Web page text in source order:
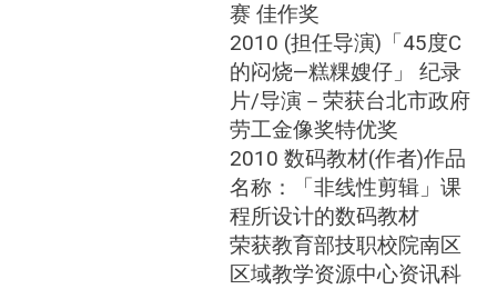
赛 佳作奖
2010 (担任导演)「45度C
的闷烧—糕粿嫂仔」 纪录
片/导演－荣获台北市政府
劳工金像奖特优奖
2010 数码教材(作者)作品
名称：「非线性剪辑」课
程所设计的数码教材
荣获教育部技职校院南区
区域教学资源中心资讯科